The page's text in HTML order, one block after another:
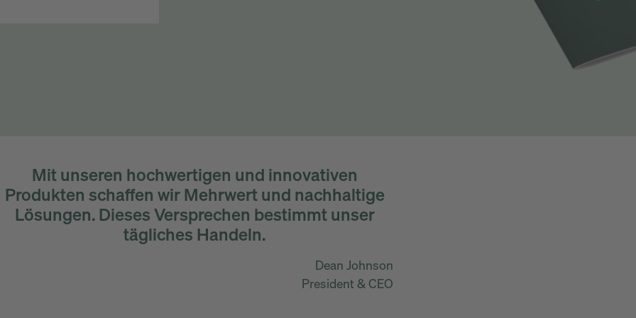
Mit unseren hochwertigen und innovativen
Produkten schaffen wir Mehrwert und nachhaltige
Lösungen. Dieses Versprechen bestimmt unser
tägliches Handeln.
Dean Johnson
President & CEO